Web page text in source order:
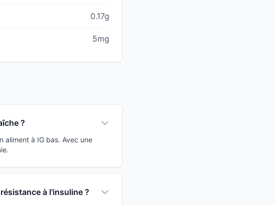
0.17g
5mg
?
aliment à IG bas. Avec une
à l'insuline ?